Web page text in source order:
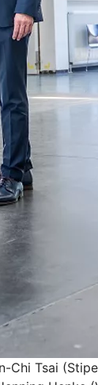
Chi Tsai